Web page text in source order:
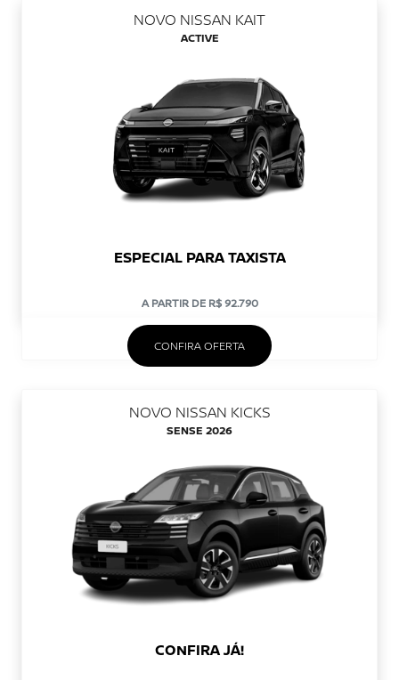
NOVO NISSAN KAIT
ACTIVE
ESPECIAL PARA TAXISTA
A PARTIR DE R$ 92.790
CONFIRA OFERTA
NOVO NISSAN KICKS
SENSE 2026
CONFIRA JÁ!